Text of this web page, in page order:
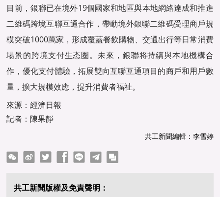
目前，銀聯已在境外19個國家和地區與本地網絡達成和推進
二維碼跨境互聯互通合作，帶動境外銀聯二維碼受理商戶規
模突破1000萬家，形成覆蓋餐飲購物、交通出行等日常消費
場景的跨境支付生态圈。未來，銀聯将持續與本地機構合
作，優化支付體驗，拓展雙向互聯互通項目的商戶和用戶數
量，擴大規模效應，提升消費者福祉。
來源：經濟日報
記者：陳果靜
共工新聞編輯：李雪婷
linetelegram copy
共工新聞版權及免責聲明：